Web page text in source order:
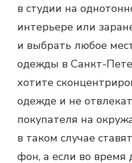
в студии на
интерьере или
и выбрать любое
одежды в Санкт-
хотите
одежде и не
покупателя на
в таком случае
фон, а если во время